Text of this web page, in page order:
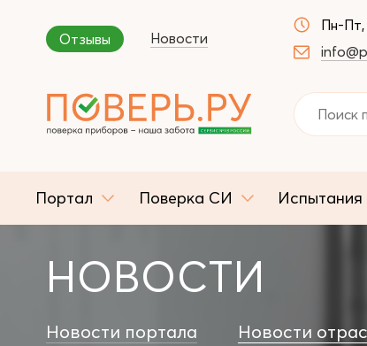
Отзывы Новости
Пн-
Портал Поверка СИ
НОВОСТИ
Новости портала Новости